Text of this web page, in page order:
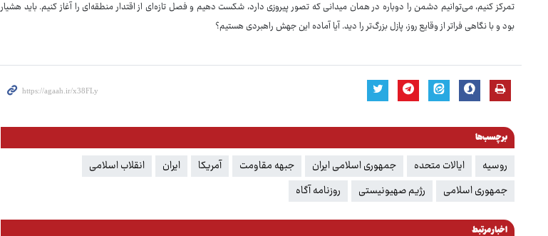
تمرکز کنیم، می‌توانیم دشمن را دوباره در همان میدانی که تصور پیروزی دارد، شکست دهیم و فصل تازه‌ای از اقتدار منطقه‌ای را آغاز کنیم. باید هشیار
بود و با نگاهی فراتر از وقایع روز، پازل بزرگ‌تر را دید. آیا آماده این جهش راهبردی هستیم؟
برچسب‌ها
روسیه ایالات متحده جمهوری اسلامی ایران جبهه مقاومت آمریکا ایران
انقلاب اسلامی
جمهوری اسلامی
رژیم صهیونیستی روزنامه آگاه
اخبار مرتبط